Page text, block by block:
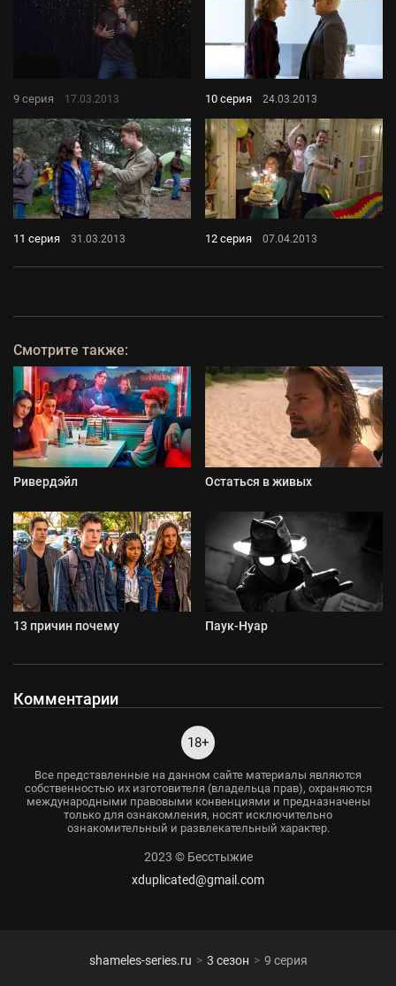
9 серия 17.03.2013 10 серия 24.03.2013
11 серия 31.03.2013 12 серия 07.04.2013
Смотрите также:
Ривердэйл Остаться в живых
13 причин почему Паук-Нуар
Комментарии
18+
Все представленные на данном сайте материалы являются
собственностью их изготовителя (владельца прав), охраняются
международными правовыми конвенциями и предназначены
только для ознакомления, носят исключительно
ознакомительный и развлекательный характер.
2023 © Бесстыжие
xduplicated@gmail.com
shameles-series.ru 3 сезон 9 серия